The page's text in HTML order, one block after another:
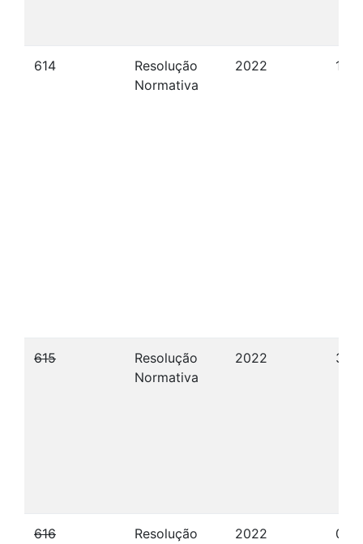
614
Resolução
Normativa
2022 18/
615
Resolução
Normativa
2022 30/
616
Resolução
2022 09/